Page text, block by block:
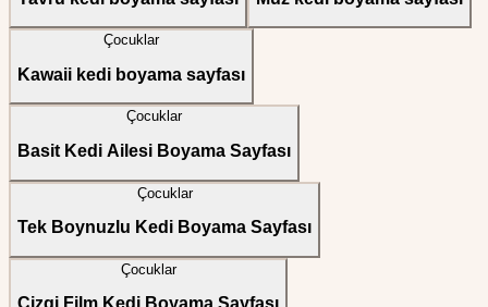
Çocuklar
Kawaii kedi boyama sayfası
Çocuklar
Basit Kedi Ailesi Boyama Sayfası
Çocuklar
Tek Boynuzlu Kedi Boyama Sayfası
Çocuklar